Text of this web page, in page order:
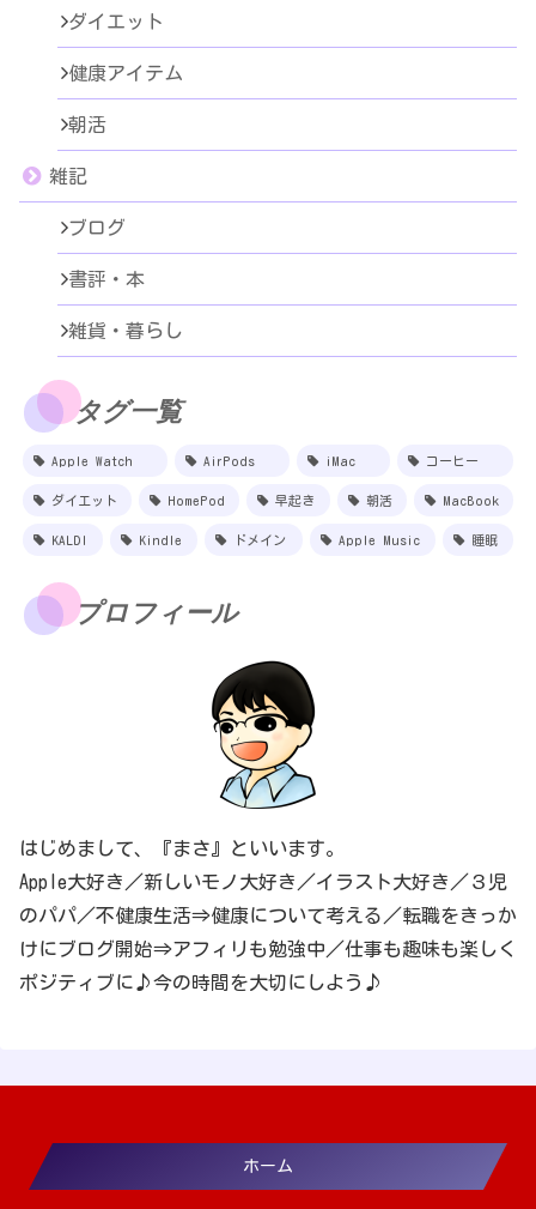
ダイエット
健康アイテム
朝活
雑記
ブログ
書評・本
雑貨・暮らし
タグ一覧
Apple Watch AirPods iMac コーヒー
ダイエット HomePod 早起き 朝活 MacBook
KALDI Kindle ドメイン Apple Music 睡眠
プロフィール
はじめまして、『まさ』といいます。
Apple大好き／新しいモノ大好き／イラスト大好き／３児
のパパ／不健康生活⇒健康について考える／転職をきっか
けにブログ開始⇒アフィリも勉強中／仕事も趣味も楽しく
ポジティブに♪今の時間を大切にしよう♪
ホーム